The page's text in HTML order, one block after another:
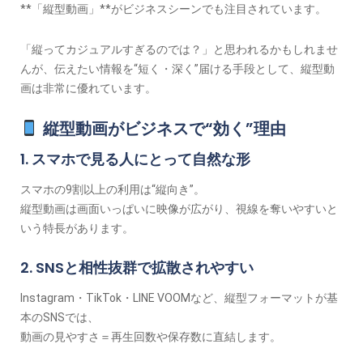
**「縦型動画」**がビジネスシーンでも注目されています。
「縦ってカジュアルすぎるのでは？」と思われるかもしれませ
んが、伝えたい情報を“短く・深く”届ける手段として、縦型動
画は非常に優れています。
縦型動画がビジネスで“効く”理由
1. スマホで見る人にとって自然な形
スマホの9割以上の利用は“縦向き”。
縦型動画は画面いっぱいに映像が広がり、視線を奪いやすいと
いう特長があります。
2. SNSと相性抜群で拡散されやすい
Instagram・TikTok・LINE VOOMなど、縦型フォーマットが基
本のSNSでは、
動画の見やすさ＝再生回数や保存数に直結します。